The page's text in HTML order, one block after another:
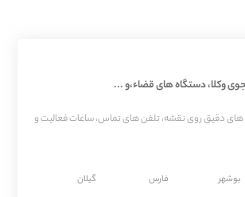
وکلا، دستگاه های قضاء،و ...
دقیق روی نقشه، تلفن های تماس، ساعات فعالیت و
بوشهر
فارس
گیلان